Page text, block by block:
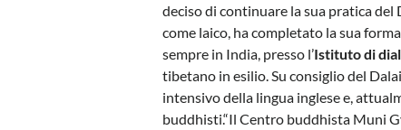
deciso di continuare la sua pratica del
come laico, ha completato la sua
sempre in India, presso l’Istituto di
tibetano in esilio. Su consiglio del
intensivo della lingua inglese e,
buddhisti.“Il Centro buddhista Muni